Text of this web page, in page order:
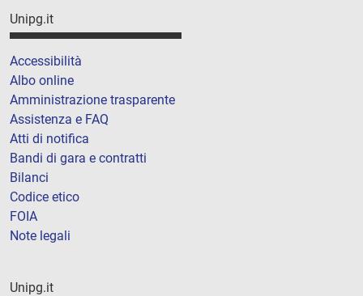
Unipg.it
Accessibilità
Albo online
Amministrazione trasparente
Assistenza e FAQ
Atti di notifica
Bandi di gara e contratti
Bilanci
Codice etico
FOIA
Note legali
Unipg.it